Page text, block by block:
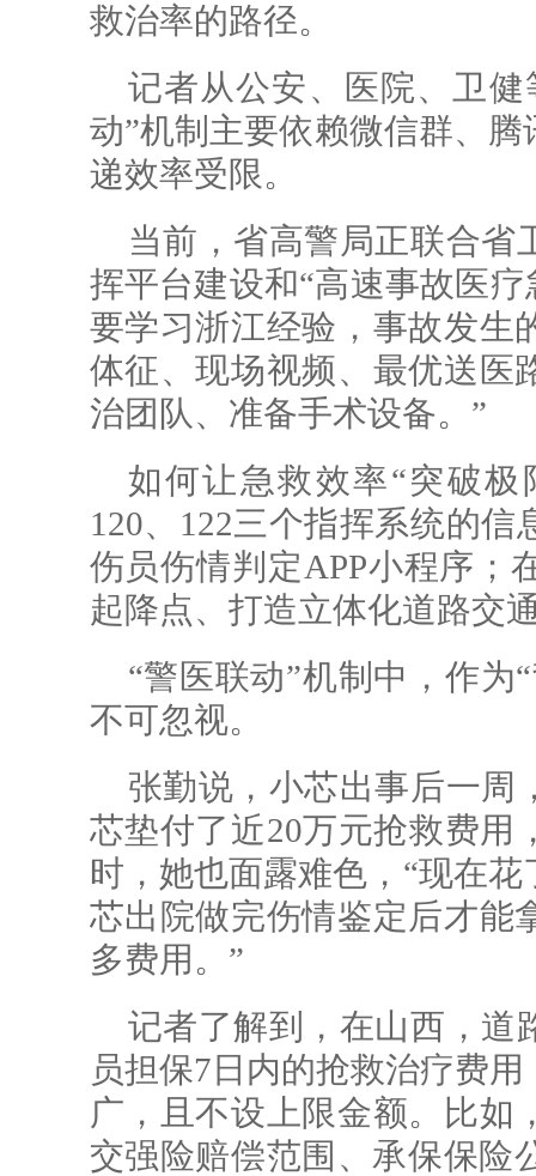
救治率的路径。
记者从公安、医院、卫
动”机制主要依赖微信群、
递效率受限。
当前，省高警局正联合省
挥平台建设和“高速事故医
要学习浙江经验，事故发生
体征、现场视频、最优送医
治团队、准备手术设备。”
如何让急救效率“突破极
120、122三个指挥系统的
伤员伤情判定APP小程序；
起降点、打造立体化道路交
“警医联动”机制中，作为
不可忽视。
张勤说，小芯出事后一周
芯垫付了近20万元抢救费用
时，她也面露难色，“现在
芯出院做完伤情鉴定后才能
多费用。”
记者了解到，在山西，道
员担保7日内的抢救治疗费
广，且不设上限金额。比如
交强险赔偿范围、承保保险